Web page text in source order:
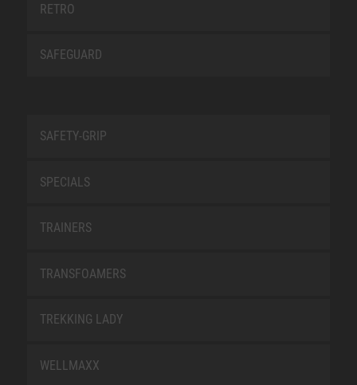
RETRO
SAFEGUARD
SAFETY-GRIP
SPECIALS
TRAINERS
TRANSFOAMERS
TREKKING LADY
WELLMAXX